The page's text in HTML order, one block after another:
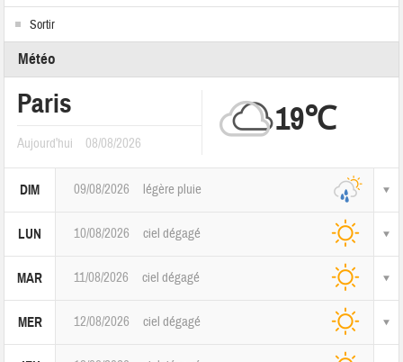
Sortir
Météo
Paris
Aujourd'hui 08/08/2026
19℃
DIM 09/08/2026 légère pluie
LUN 10/08/2026 ciel dégagé
MAR 11/08/2026 ciel dégagé
MER 12/08/2026 ciel dégagé